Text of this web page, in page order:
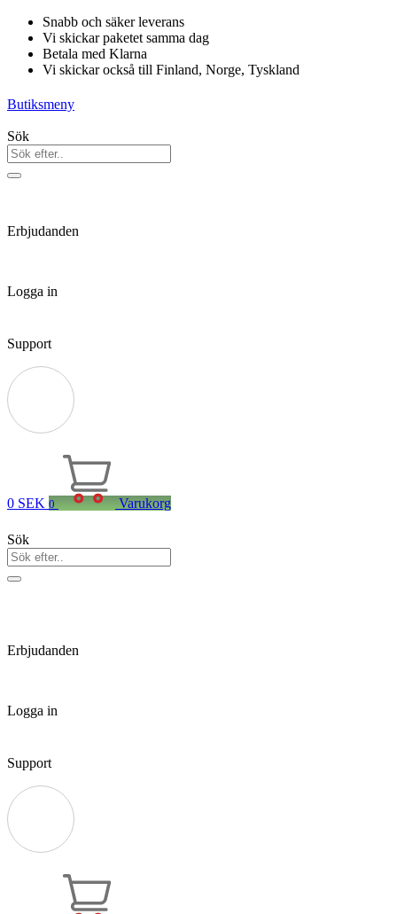
Hoppa
innehåll
Snabb och säker leverans
Vi skickar paketet samma dag
Betala med Klarna
Vi skickar också till Finland, Norge, Tyskland
Butiksmeny
Sök
Erbjudanden
Logga in
Support
0 SEK 0 Varukorg
Sök
Erbjudanden
Logga in
Support